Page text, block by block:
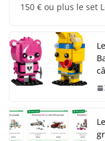
150 € ou plus le set